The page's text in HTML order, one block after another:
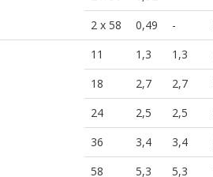
2 x 58
0,49 -
11 1,3 1,3
18
2,7 2,7
24
2,5 2,5
36
3,4 3,4
58
5,3 5,3